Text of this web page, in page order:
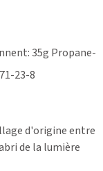
35g Propane-
23-8
d'origine entre
de la lumière